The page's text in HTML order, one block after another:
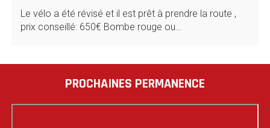
Le vélo a été révisé et il est prêt à prendre la route ,
prix conseillé: 650€ Bombe rouge ou…
PROCHAINES PERMANENCE